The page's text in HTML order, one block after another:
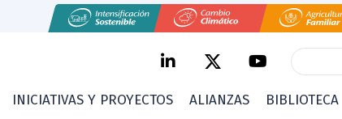
INICIATIVAS Y PROYECTOS ALIANZAS BIBLIOTECA